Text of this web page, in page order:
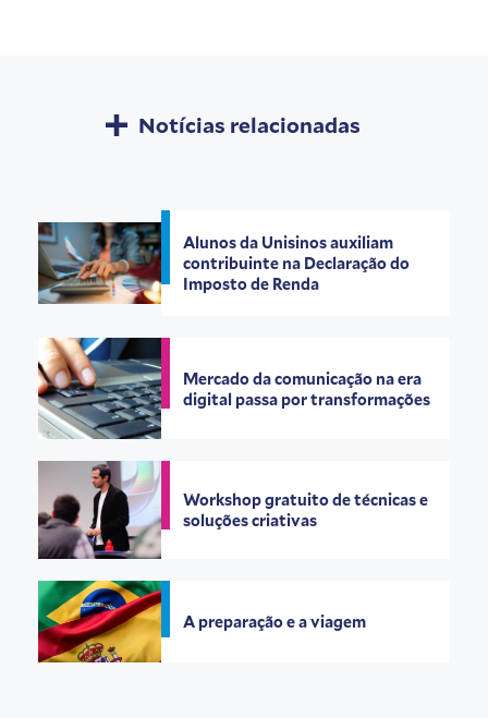
Notícias relacionadas
Alunos da Unisinos auxiliam
contribuinte na Declaração do
Imposto de Renda
Mercado da comunicação na era
digital passa por transformações
Workshop gratuito de técnicas e
soluções criativas
A preparação e a viagem